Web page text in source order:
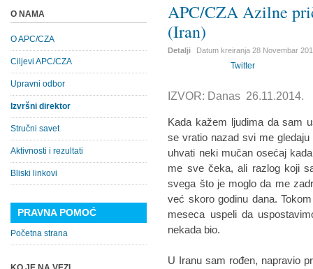
APC/CZA Azilne
(Iran)
Detalji Datum kreiranja28 Novembar
Twitter
IZVOR: Danas 26.11.2014.
Kada kažem ljudima da sam
se vratio nazad svi me
uhvati neki mučan osećaj
me sve čeka, ali razlog koji
svega što je moglo da me
već skoro godinu dana.
meseca uspeli da
nekada bio.
U Iranu sam rođen, napravio
O NAMA
O APC/CZA
Ciljevi APC/CZA
Upravni odbor
Izvršni direktor
Stručni savet
Aktivnosti i rezultati
Bliski linkovi
PRAVNA POMOĆ
Početna strana